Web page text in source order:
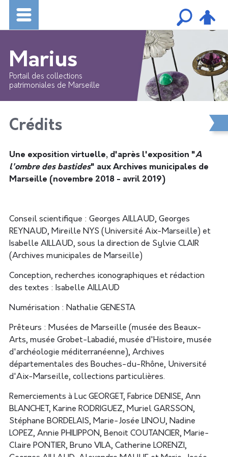
Marius
Portail des collections
patrimoniales de Marseille
Crédits
Une exposition virtuelle, d'après l'exposition "A
l'ombre des bastides" aux Archives municipales de
Marseille (novembre 2018 - avril 2019)
Conseil scientifique : Georges AILLAUD, Georges
REYNAUD, Mireille NYS (Université Aix-Marseille) et
Isabelle AILLAUD, sous la direction de Sylvie CLAIR
(Archives municipales de Marseille)
Conception, recherches iconographiques et rédaction
des textes : Isabelle AILLAUD
Numérisation : Nathalie GENESTA
Prêteurs : Musées de Marseille (musée des Beaux-
Arts, musée Grobet-Labadié, musée d'Histoire, musée
d'archéologie méditerranéenne), Archives
départementales des Bouches-du-Rhône, Université
d'Aix-Marseille, collections particulières.
Remerciements à Luc GEORGET, Fabrice DENISE, Ann
BLANCHET, Karine RODRIGUEZ, Muriel GARSSON,
Stéphane BORDELAIS, Marie-Josée LINOU, Nadine
LOPEZ, Annie PHILIPPON, Benoit COUTANCIER, Marie-
Claire PONTIER, Bruno VILA, Catherine LORENZI,